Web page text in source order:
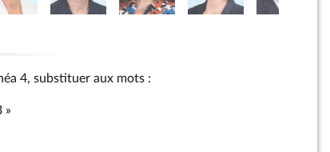
4, substituer aux mots :
»